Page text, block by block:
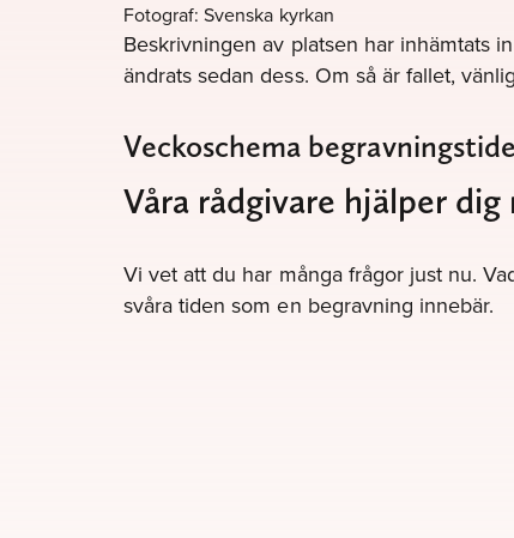
Fotograf: Svenska kyrkan
Beskrivningen av platsen har inhämtats
ändrats sedan dess. Om så är fallet,
Veckoschema
Våra rådgivare hjälper
Vi vet att du har många frågor just nu.
svåra tiden som en begravning innebär.